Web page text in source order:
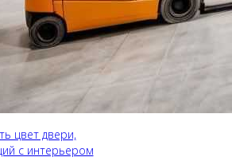
цвет двери,
с интерьером